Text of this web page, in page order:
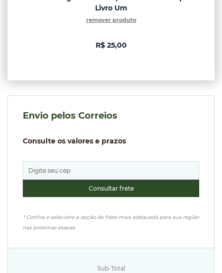
Livro Um
remover produto
R$ 25,00
Envio pelos Correios
Consulte os valores e prazos
* Confira e selecione a opção de frete mais adequada para sua região
nas próximas etapas.
Sub-Total